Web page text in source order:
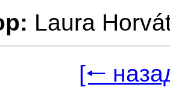
Laura
[🠐